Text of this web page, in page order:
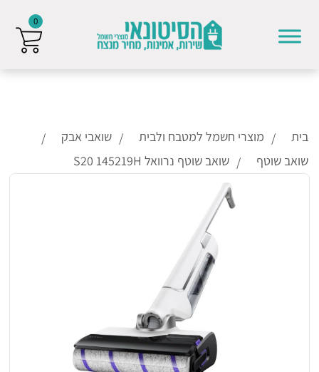
בית מוצרי חשמל למטבח ולבית
שואבי אבק
שואב שוטף
שואב שוטף נרוואל S20 145219H
0